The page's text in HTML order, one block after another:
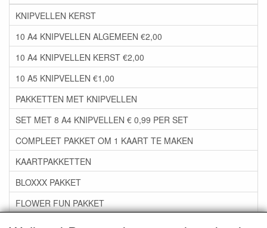
KNIPVELLEN KERST
10 A4 KNIPVELLEN ALGEMEEN €2,00
10 A4 KNIPVELLEN KERST €2,00
10 A5 KNIPVELLEN €1,00
PAKKETTEN MET KNIPVELLEN
SET MET 8 A4 KNIPVELLEN € 0,99 PER SET
COMPLEET PAKKET OM 1 KAART TE MAKEN
KAARTPAKKETTEN
BLOXXX PAKKET
FLOWER FUN PAKKET
***GROEP 06*** TAPE/LIJM SNIJMALLEN STEMPELS